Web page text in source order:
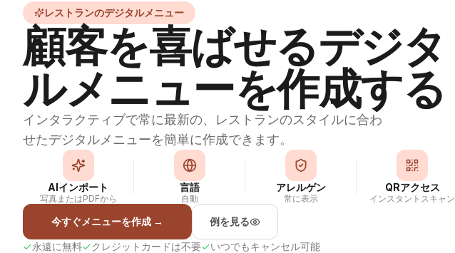
レストランのデジタルメニュー
顧客を喜ばせるデジタ
ルメニューを作成する
インタラクティブで常に最新の、レストランのスタイルに合わ
せたデジタルメニューを簡単に作成できます。
AIインポート
写真またはPDFから
言語
自動
アレルゲン
常に表示
QRアクセス
インスタントスキャン
今すぐメニューを作成 → 例を見る
永遠に無料 クレジットカードは不要 いつでもキャンセル可能